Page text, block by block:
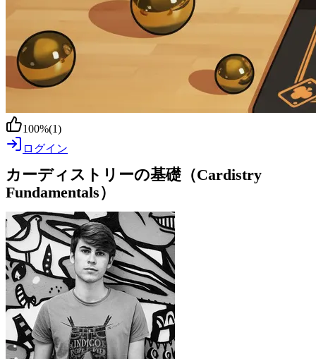
100%(1)
ログイン
カーディストリーの基礎（Cardistry
Fundamentals）